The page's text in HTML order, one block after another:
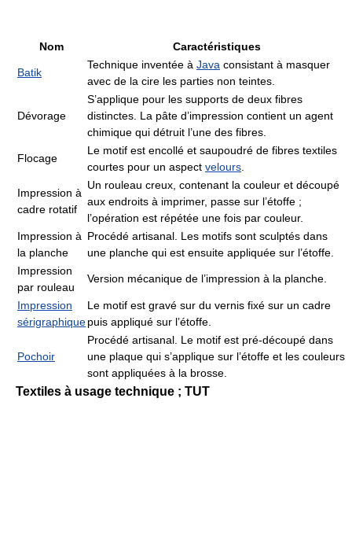
Nom Caractéristiques
Batik
Technique inventée à Java consistant à masquer
avec de la cire les parties non teintes.
Dévorage
S’applique pour les supports de deux fibres
distinctes. La pâte d’impression contient un agent
chimique qui détruit l’une des fibres.
Flocage
Le motif est encollé et saupoudré de fibres textiles
courtes pour un aspect velours
Impression à
cadre rotatif
Un rouleau creux, contenant la couleur et découpé
aux endroits à imprimer, passe sur l’étoffe ;
l’opération est répétée une fois par couleur.
Impression à
la planche
Procédé artisanal. Les motifs sont sculptés dans
une planche qui est ensuite appliquée sur l’étoffe.
Impression
par rouleau
Version mécanique de l’impression à la planche.
Impression
sérigraphique
Le motif est gravé sur du vernis fixé sur un cadre
puis appliqué sur l’étoffe.
Pochoir
Procédé artisanal. Le motif est pré-découpé dans
une plaque qui s’applique sur l’étoffe et les couleurs
sont appliquées à la brosse.
Textiles à usage technique ; TUT